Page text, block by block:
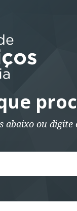
abaixo ou digite